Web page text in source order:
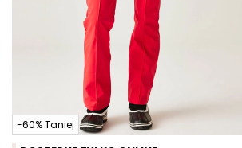
-60% Taniej